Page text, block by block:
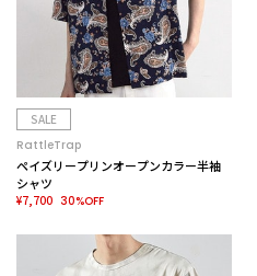
SALE
RattleTrap
ペイズリープリンオープンカラー半袖
シャツ
¥7,700 30%OFF